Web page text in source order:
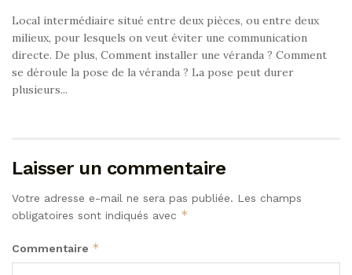
Local intermédiaire situé entre deux pièces, ou entre deux
milieux, pour lesquels on veut éviter une communication
directe. De plus, Comment installer une véranda ? Comment
se déroule la pose de la véranda ? La pose peut durer
plusieurs...
Laisser un commentaire
Votre adresse e-mail ne sera pas publiée. Les champs
obligatoires sont indiqués avec *
Commentaire *